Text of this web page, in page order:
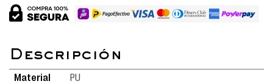
Material
PU